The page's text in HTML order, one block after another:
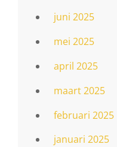
juni 2025
mei 2025
april 2025
maart 2025
februari 2025
januari 2025